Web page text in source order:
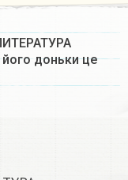
доньки це